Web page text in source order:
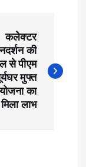
कलेक्टर
की
से पीएम
मुफ्त
का
मिला लाभ